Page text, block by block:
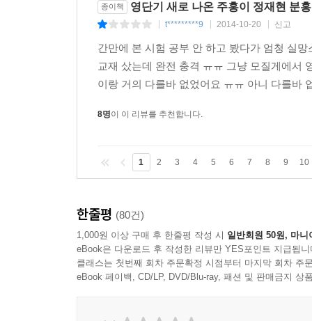
종이책 영단기 새로 나온 주홍이 정재현 분
t*********9 2014-10-20 신고
간만에 본 시험 공부 안 하고 봤다가 엄청 실
교재 샀는데 완전 충격 ㅠㅠ 그냥 모질게에서
이랑 거의 다를바 없었어요 ㅠㅠ 아니 다를바
8명이 이 리뷰를 추천합니다.
1 2 3 4 5 6 7 8 9 10
한줄평 (80건)
1,000원 이상 구매 후 한줄평 작성 시 일반회원 50원, 마니
eBook은 다운로드 후 작성한 리뷰만 YES포인트 지급됩니
클래스는 첫번째 회차 주문확정 시점부터 마지막 회차 주
eBook 페이백, CD/LP, DVD/Blu-ray, 패션 및 판매금지 상